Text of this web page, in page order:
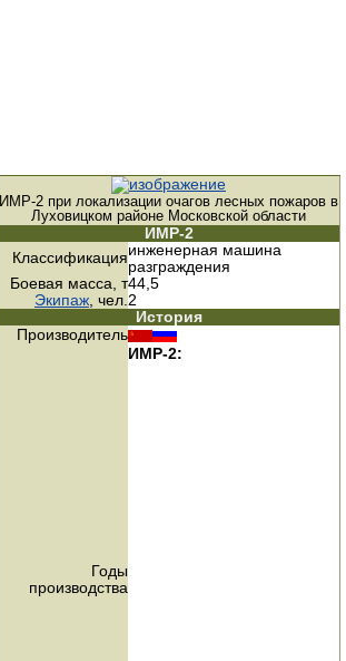
ИМР-2 при локализации очагов лесных пожаров в
Луховицком районе Московской области
ИМР-2
Классификацияинженерная машина
разграждения
Боевая масса, т44,5
Экипаж , чел. 2
История
Производитель
Годы
производства
ИМР-2: